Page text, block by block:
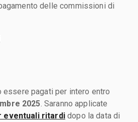
delle commissioni di
essere pagati per intero entro
2025 . Saranno applicate
eventuali ritardidopo la data di